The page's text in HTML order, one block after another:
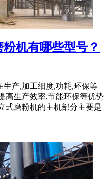
机有哪些型号？
生产,加工细度,功耗,环保等
高生产效率,节能环保等优势
式磨粉机的主机部分主要是